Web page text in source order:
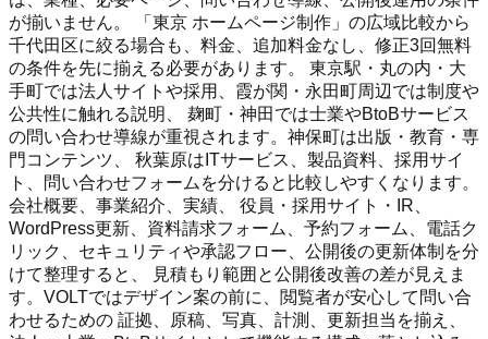
が揃いません。 「東京 ホームページ制作」の広域比較から
千代田区に絞る場合も、料金、追加料金なし、修正3回無料
の条件を先に揃える必要があります。 東京駅・丸の内・大
手町では法人サイトや採用、霞が関・永田町周辺では制度や
公共性に触れる説明、 麹町・神田では士業やBtoBサービス
の問い合わせ導線が重視されます。神保町は出版・教育・専
門コンテンツ、 秋葉原はITサービス、製品資料、採用サイ
ト、問い合わせフォームを分けると比較しやすくなります。
会社概要、事業紹介、実績、 役員・採用サイト・IR、
WordPress更新、資料請求フォーム、予約フォーム、電話ク
リック、セキュリティや承認フロー、公開後の更新体制を分
けて整理すると、 見積もり範囲と公開後改善の差が見えま
す。VOLTではデザイン案の前に、閲覧者が安心して問い合
わせるための 証拠、原稿、写真、計測、更新担当を揃え、